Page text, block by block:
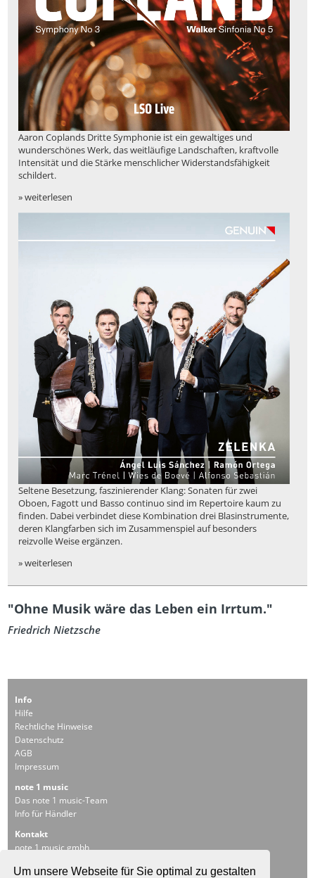
Um unsere Webseite für Sie optimal zu gestalten
Aaron Coplands Dritte Symphonie ist ein gewaltiges und
wunderschönes Werk, das weitläufige Landschaften, kraftvolle
Intensität und die Stärke menschlicher Widerstandsfähigkeit
schildert.
» weiterlesen
Seltene Besetzung, faszinierender Klang: Sonaten für zwei
Oboen, Fagott und Basso continuo sind im Repertoire kaum zu
finden. Dabei verbindet diese Kombination drei Blasinstrumente,
deren Klangfarben sich im Zusammenspiel auf besonders
reizvolle Weise ergänzen.
» weiterlesen
"Ohne Musik wäre das Leben ein Irrtum."
Friedrich Nietzsche
Info
Hilfe
Rechtliche Hinweise
Datenschutz
AGB
Impressum
note 1 music
Das note 1 music-Team
Info für Händler
Kontakt
note 1 music gmbh
D-69115 Heidelberg